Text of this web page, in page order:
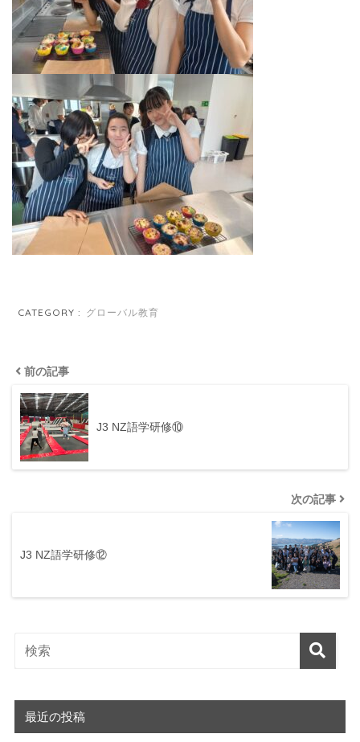
CATEGORY : グローバル教育
前の記事
J3 NZ語学研修⑩
次の記事
J3 NZ語学研修⑫
最近の投稿